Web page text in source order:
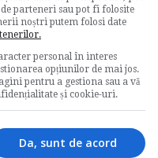
spor la salariu
parteneri sau pot fi folosite
noștri putem folosi date
personal în interes
opțiunilor de mai jos.
pentru a gestiona sau a vă
și cookie-uri.
Da, sunt de acord